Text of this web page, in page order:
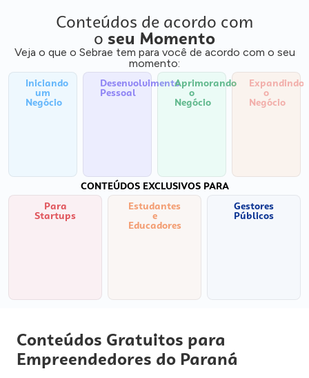
Conteúdos de acordo com
o seu Momento
Veja o que o Sebrae tem para você de acordo com o seu
momento:
Iniciando
um
Negócio
Desenvolvimento
Pessoal
Aprimorando
o
Negócio
Expandindo
o
Negócio
CONTEÚDOS EXCLUSIVOS PARA
Para
Startups
Estudantes
e
Educadores
Gestores
Públicos
Conteúdos Gratuitos para
Empreendedores do Paraná